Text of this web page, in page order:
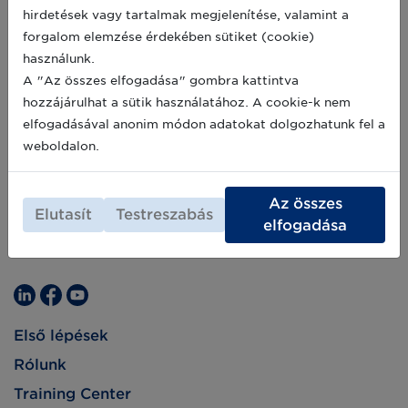
egészségügyi webinár keretében mutatja be a
szerializált tápszer nyomonkövetési
megoldását, amely elnyerte a GS1 Healthcare
csoport „Provider Implementation Best Case
Study Award” díjat.
2020-12-02
Első lépések
Rólunk
Training Center
hirdetések vagy tartalmak megjelenítése, valamint a
forgalom elemzése érdekében sütiket (cookie)
használunk.
A "Az összes elfogadása" gombra kattintva
hozzájárulhat a sütik használatához. A cookie-k nem
elfogadásával anonim módon adatokat dolgozhatunk fel a
weboldalon.
Elutasít Testreszabás
Az összes
elfogadása